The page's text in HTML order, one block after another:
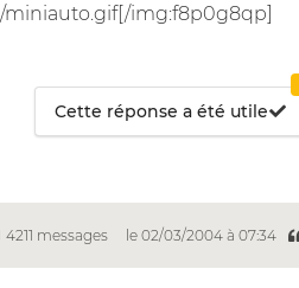
miniauto.gif[/img:f8p0g8qp]
Cette réponse a été utile
4211 messages le 02/03/2004 à 07:34